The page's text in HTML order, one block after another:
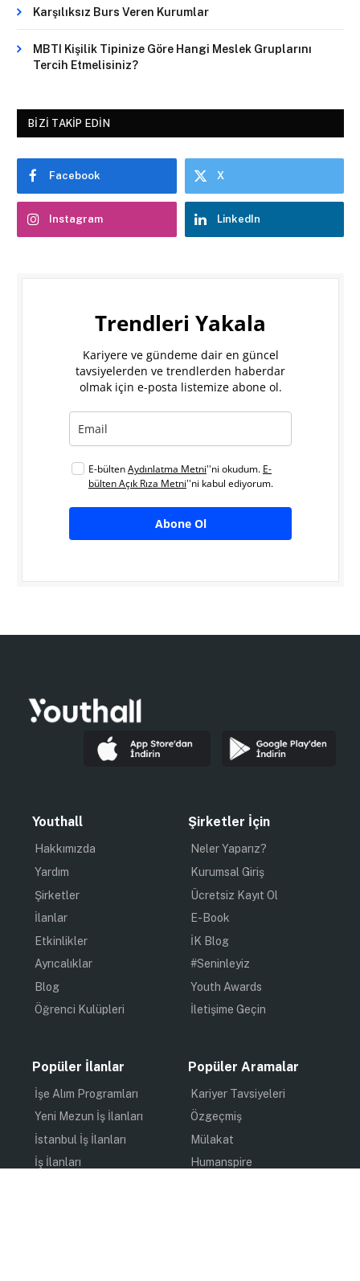
Karşılıksız Burs Veren Kurumlar
MBTI Kişilik Tipinize Göre Hangi Meslek Gruplarını
Tercih Etmelisiniz?
BIZI TAKIP EDIN
Facebook X
Instagram LinkedIn
Trendleri Yakala
Kariyere ve gündeme dair en güncel
tavsiyelerden ve trendlerden haberdar
olmak için e-posta listemize abone ol.
E-bültenAydınlatma Metni''ni okudum. E-
bülten Açık Rıza Metni''ni kabul ediyorum.
Abone Ol
Youthall
Hakkımızda
Yardım
Şirketler
İlanlar
Etkinlikler
Ayrıcalıklar
Blog
Öğrenci Kulüpleri
Şirketler İçin
Neler Yaparız?
Kurumsal Giriş
Ücretsiz Kayıt Ol
E-Book
İK Blog
#Seninleyiz
Youth Awards
İletişime Geçin
Popüler İlanlar
İşe Alım Programları
Yeni Mezun İş İlanları
İstanbul İş İlanları
İş İlanları
Popüler Aramalar
Kariyer Tavsiyeleri
Özgeçmiş
Mülakat
Humanspire